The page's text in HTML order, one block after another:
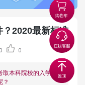
？2020最新标准
0 0
本科院校的入学机
？